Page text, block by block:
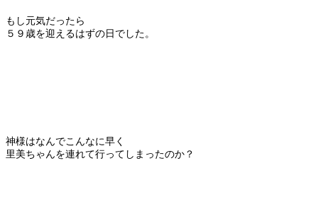
もし元気だったら
５９歳を迎えるはずの日でした。
神様はなんでこんなに早く
里美ちゃんを連れて行ってしまったのか？